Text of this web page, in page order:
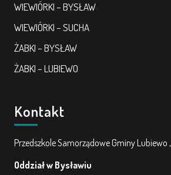
WIEWIÓRKI – BYSŁAW
WIEWIÓRKI – SUCHA
ŻABKI – BYSŁAW
ŻABKI – LUBIEWO
Kontakt
Przedszkole Samorządowe Gminy Lubiewo
Oddział w Bysławiu